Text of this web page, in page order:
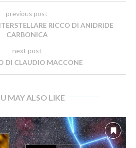
previous post
RICCO DI ANIDRIDE
CARBONICA
next post
DI CLAUDIO MACCONE
MAY ALSO LIKE